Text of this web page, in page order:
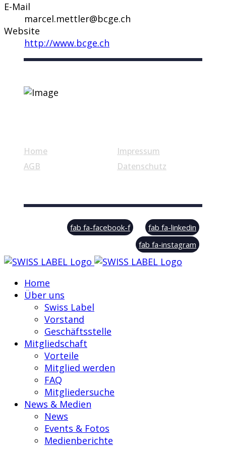
E-Mail
marcel.mettler@bcge.ch
Website
http://www.bcge.ch
Home
AGB
Impressum
Datenschutz
© Swiss Label, All rights reserved
fab fa-facebook-f
fab fa-linkedin
fab fa-instagram
Home
Über uns
Swiss Label
Vorstand
Geschäftsstelle
Mitgliedschaft
Vorteile
Mitglied werden
FAQ
Mitgliedersuche
News & Medien
News
Events & Fotos
Medienberichte